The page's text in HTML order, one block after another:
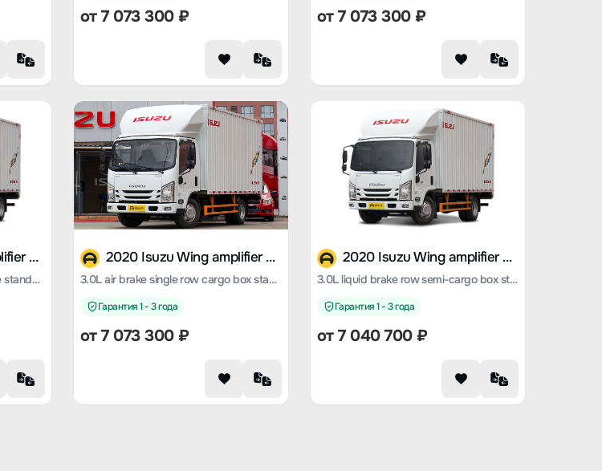
от 7 073 300 ₽ от 7 073 300 ₽
2020 Isuzu Wing amplifier ES5
3.0L liquid brake single row grille standard version
2020 Isuzu Wing amplifier ES5
3.0L air brake single row cargo box standard version
Гарантия 1 - 3 года
от 7 073 300 ₽
2020 Isuzu Wing amplifier ES5
3.0L liquid brake row semi-cargo box standard version
Гарантия 1 - 3 года
от 7 040 700 ₽